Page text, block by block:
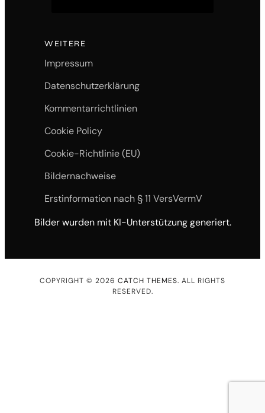
WEITERE
Impressum
Datenschutzerklärung
Kommentarrichtlinien
Cookie Policy
Cookie-Richtlinie (EU)
Bildernachweise
Erstinformation nach § 11 VersVermV
Bilder wurden mit KI-Unterstützung generiert.
COPYRIGHT © 2026 CATCH THEMES. ALL RIGHTS
RESERVED.